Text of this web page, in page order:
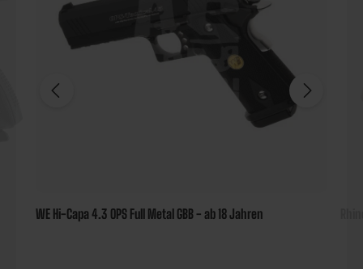
WE Hi-Capa 4.3 OPS Full Metal GBB - ab 18 Jahren